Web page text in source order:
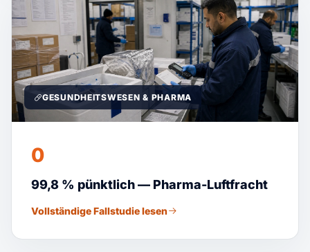
GESUNDHEITSWESEN & PHARMA
0
99,8 % pünktlich — Pharma-Luftfracht
Vollständige Fallstudie lesen